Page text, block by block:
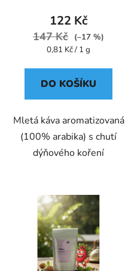
122 Kč
147 Kč
(–17 %)
Měrná
0,81 Kč / 1 g
DO KOŠÍKU
Mletá káva aromatizovaná
(100% arabika) s chutí
dýňového koření